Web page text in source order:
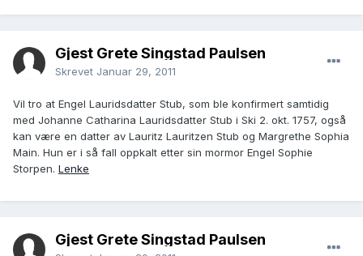
Gjest Grete Singstad Paulsen
Skrevet Januar 29, 2011
Vil tro at Engel Lauridsdatter Stub, som ble konfirmert samtidig
med Johanne Catharina Lauridsdatter Stub i Ski 2. okt. 1757, også
kan være en datter av Lauritz Lauritzen Stub og Margrethe Sophia
Main. Hun er i så fall oppkalt etter sin mormor Engel Sophie
Storpen. Lenke
Gjest Grete Singstad Paulsen